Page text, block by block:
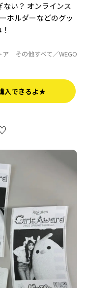
ない？ オンラインス
ホルダーなどのグッ
ア その他すべて／WEGO
入できるよ★